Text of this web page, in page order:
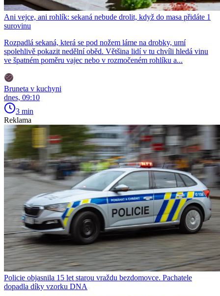
Ani vejce, ani rohlík: sekaná nebude drolit, když do masa přidáte 1
surovinu
Rozpadlá sekaná, která se pod nožem láme na drobky, umí
spolehlivě pokazit nedělní oběd. Většina lidí v tu chvíli hledá vinu
ve špatném poměru vajec nebo v rozmočeném rohlíku a...
Bruneta v kuchyni
dnes, 09:10
3 min
Reklama
Policie objasnila 15 let starou vraždu bezdomovce. Pachatele
dopadla díky vzorku DNA